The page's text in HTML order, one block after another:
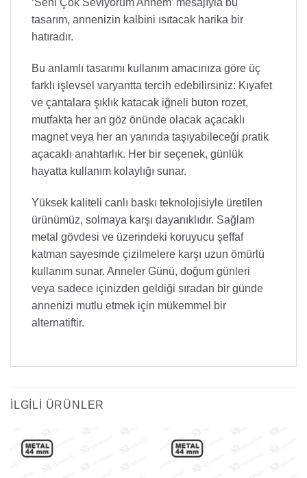
‘Seni Çok Seviyorum Annem’ mesajıyla bu
tasarım, annenizin kalbini ısıtacak harika bir
hatıradır.
Bu anlamlı tasarımı kullanım amacınıza göre üç
farklı işlevsel varyantta tercih edebilirsiniz: Kıyafet
ve çantalara şıklık katacak iğneli buton rozet,
mutfakta her an göz önünde olacak açacaklı
magnet veya her an yanında taşıyabileceği pratik
açacaklı anahtarlık. Her bir seçenek, günlük
hayatta kullanım kolaylığı sunar.
Yüksek kaliteli canlı baskı teknolojisiyle üretilen
ürünümüz, solmaya karşı dayanıklıdır. Sağlam
metal gövdesi ve üzerindeki koruyucu şeffaf
katman sayesinde çizilmelere karşı uzun ömürlü
kullanım sunar. Anneler Günü, doğum günleri
veya sadece içinizden geldiği sıradan bir günde
annenizi mutlu etmek için mükemmel bir
alternatiftir.
İLGILI ÜRÜNLER